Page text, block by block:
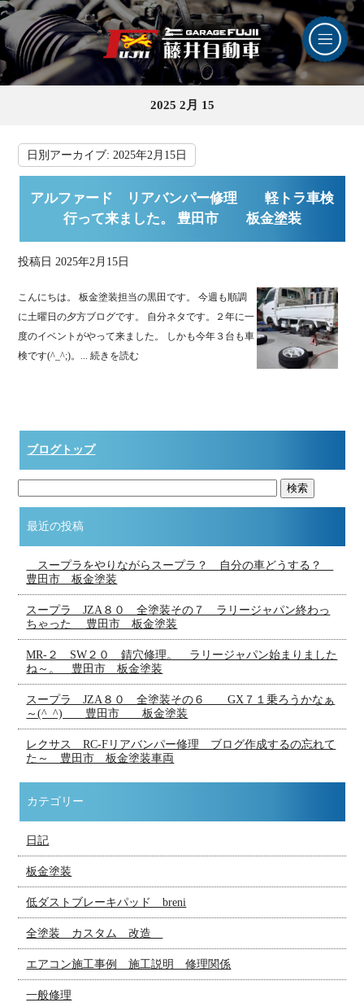
2025 2月 15
日別アーカイブ:2025年2月15日
アルファード リアバンパー修理 軽トラ車検
行って来ました。 豊田市 板金塗装
投稿日 2025年2月15日
こんにちは。 板金塗装担当の黒田です。 今週も順調
に土曜日の夕方ブログです。 自分ネタです。２年に一
度のイベントがやって来ました。 しかも今年３台も車
検です(^_^;)。...続きを読む
ブログトップ
最近の投稿
スープラをやりながらスープラ？ 自分の車どうする？
豊田市 板金塗装
スープラ JZA８０ 全塗装その７ ラリージャパン終わっ
ちゃった 豊田市 板金塗装
MR-２ SW２０ 錆穴修理。 ラリージャパン始まりました
ね～。 豊田市 板金塗装
スープラ JZA８０ 全塗装その６ GX７１乗ろうかなぁ
～(^_^) 豊田市 板金塗装
レクサス RC-Fリアバンパー修理 ブログ作成するの忘れて
た～ 豊田市 板金塗装車両
カテゴリー
日記
板金塗装
低ダストブレーキパッド breni
全塗装 カスタム 改造
エアコン施工事例 施工説明 修理関係
一般修理